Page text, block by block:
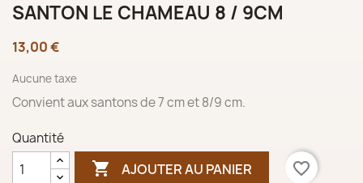
SANTON LE CHAMEAU 8 / 9CM
13,00 €
Aucune taxe
Convient aux santons de 7 cm et 8/9 cm.
Quantité
 AJOUTER AU PANIER favorite_border